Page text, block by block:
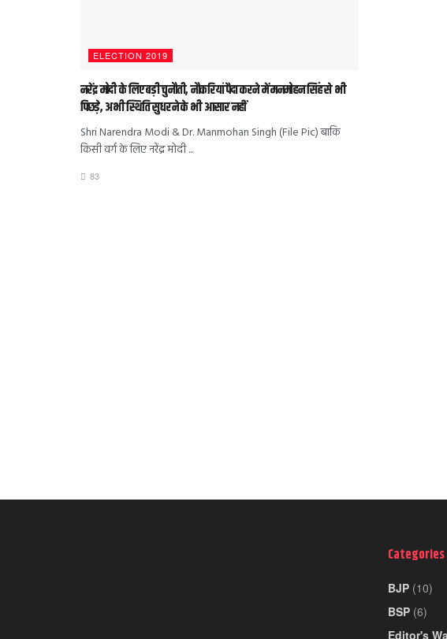
ELECTION 2019
नरेंद्र मोदी के लिए बड़ी चुनौती, नौकरियां पैदा करने में मनमोहन सिंह से भी
पिछड़े, अभी स्थिति सुधरने के भी आसार नहीं
Shri Narendra Modi & Dr. Manmohan Singh (File Pic) बाकि
किसी वर्ग के लिए नरेंद्र मोदी ...
83
Categories
BJP (10)
BSP (6)
Editor's